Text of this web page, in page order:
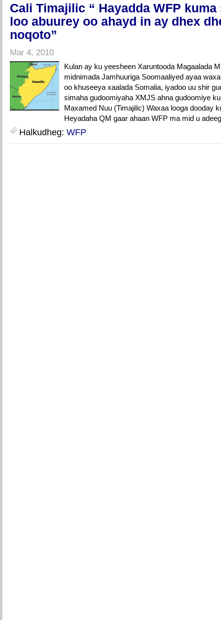
Cali Timajilic “ Hayadda WFP
loo abuurey oo ahayd in ay dhex
noqoto”
Mar 4, 2010
Kulan ay ku yeesheen Xaruntooda Magaalada
midnimada Jamhuuriga Soomaaliyed ayaa
oo khuseeya xaalada Somalia, iyadoo uu shir
simaha gudoomiyaha XMJS ahna gudoomiye
Maxamed Nuu (Timajilic) Waxaa looga dooday
Heyadaha QM gaar ahaan WFP ma mid u
Halkudheg: WFP